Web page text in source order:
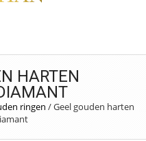
HARTEN
ringen /Geel gouden harten